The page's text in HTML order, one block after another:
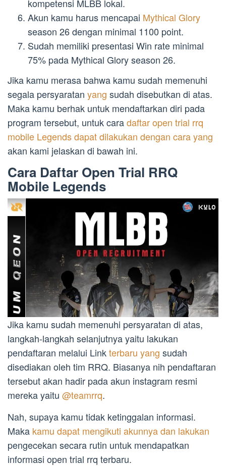
kompetensi MLBB lokal.
Akun kamu harus mencapai Mythical Glory
season 26 dengan minimal 1100 point.
Sudah memiliki presentasi Win rate minimal
75% pada Mythical Glory season 26.
Jika kamu merasa bahwa kamu sudah memenuhi
segala persyaratan yang sudah disebutkan di atas.
Maka kamu berhak untuk mendaftarkan diri pada
program tersebut, untuk caradaftar open trial rrq
mobile Legends dapat dilakukan dengan cara yang
akan kami jelaskan di bawah ini.
Cara Daftar Open Trial RRQ
Mobile Legends
Jika kamu sudah memenuhi persyaratan di atas,
langkah-langkah selanjutnya yaitu lakukan
pendaftaran melalui Linkterbaru yang sudah
disediakan oleh tim RRQ. Biasanya nih pendaftaran
tersebut akan hadir pada akun instagram resmi
mereka yaitu @teamrrq.
Nah, supaya kamu tidak ketinggalan informasi.
Maka kamu dapat mengikuti akunnya dan lakukan
pengecekan secara rutin untuk mendapatkan
informasi open trial rrq terbaru.